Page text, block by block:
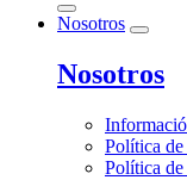
Nosotros
Nosotros
Política
Política